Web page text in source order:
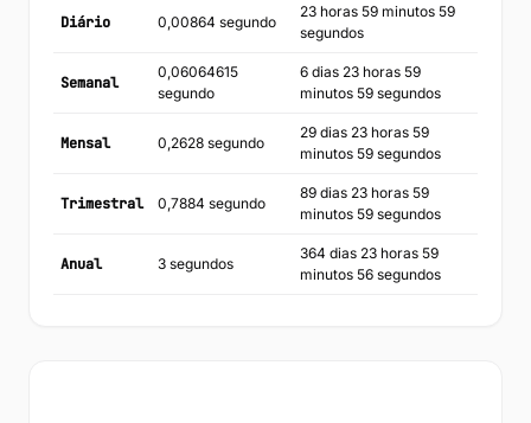
Diário 0,00864 segundo
23 horas 59 minutos 59
segundos
Semanal
0,06064615
segundo
6 dias 23 horas 59
minutos 59 segundos
Mensal 0,2628 segundo
29 dias 23 horas 59
minutos 59 segundos
Trimestral 0,7884 segundo
89 dias 23 horas 59
minutos 59 segundos
Anual 3 segundos
364 dias 23 horas 59
minutos 56 segundos